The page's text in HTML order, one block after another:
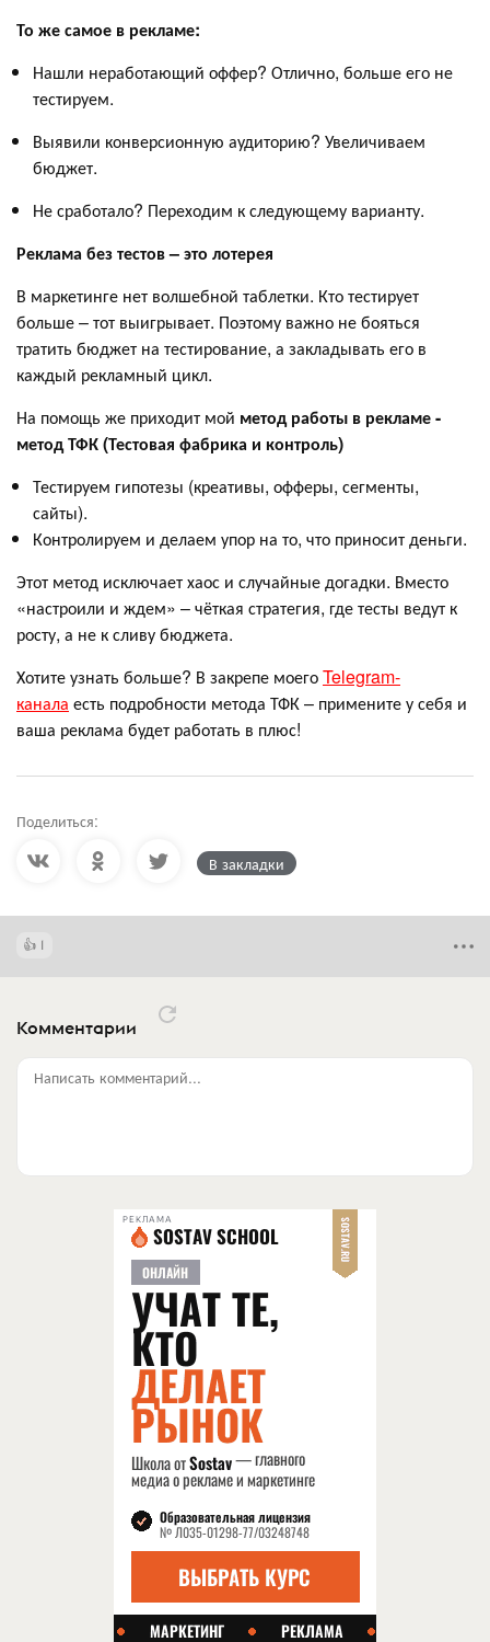
То же самое в рекламе:
Нашли неработающий оффер? Отлично, больше его не
тестируем.
Выявили конверсионную аудиторию? Увеличиваем
бюджет.
Не сработало? Переходим к следующему варианту.
Реклама без тестов – это лотерея
В маркетинге нет волшебной таблетки. Кто тестирует
больше – тот выигрывает. Поэтому важно не бояться
тратить бюджет на тестирование, а закладывать его в
каждый рекламный цикл.
На помощь же приходит мой метод работы в рекламе -
метод ТФК (Тестовая фабрика и контроль)
Тестируем гипотезы (креативы, офферы, сегменты,
сайты).
Контролируем и делаем упор на то, что приносит деньги.
Этот метод исключает хаос и случайные догадки. Вместо
«настроили и ждем» – чёткая стратегия, где тесты ведут к
росту, а не к сливу бюджета.
Хотите узнать больше? В закрепе моегоTelegram-
канала есть подробности метода ТФК – примените у себя и
ваша реклама будет работать в плюс!
Поделиться:
В закладки
1
Комментарии
Написать комментарий...
РЕКЛАМА